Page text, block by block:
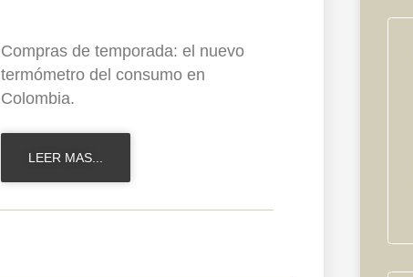
Compras de temporada: el nuevo
termómetro del consumo en
Colombia.
LEER MAS...